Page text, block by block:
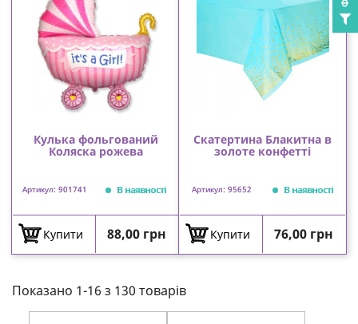
Кулька фольгований
Коляска рожева
Артикул: 901741 В наявності
Купити Ціна
88,00 грн
Скатертина Блакитна в
золоте конфетті
Артикул: 95652 В наявності
Купити Ціна
76,00 грн
Показано 1-16 з 130 товарів